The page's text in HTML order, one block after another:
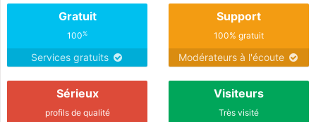
Gratuit
100%
Services gratuits
Support
100% gratuit
Modérateurs à l'écoute
Sérieux
profils de qualité
Visiteurs
Très visité